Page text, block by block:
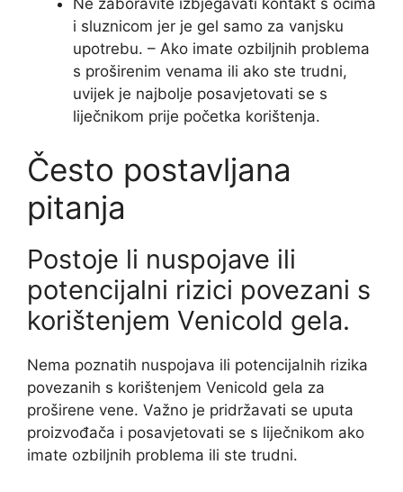
i sluznicom jer je gel samo za vanjsku
upotrebu. – Ako imate ozbiljnih problema
s proširenim venama ili ako ste trudni,
uvijek je najbolje posavjetovati se s
liječnikom prije početka korištenja.
Često postavljana
pitanja
Postoje li nuspojave ili
potencijalni rizici povezani s
korištenjem Venicold gela.
Nema poznatih nuspojava ili potencijalnih rizika
povezanih s korištenjem Venicold gela za
proširene vene. Važno je pridržavati se uputa
proizvođača i posavjetovati se s liječnikom ako
imate ozbiljnih problema ili ste trudni.